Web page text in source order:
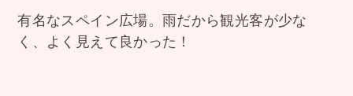
有名なスペイン広場。雨だから観光客が少な
く、よく見えて良かった！